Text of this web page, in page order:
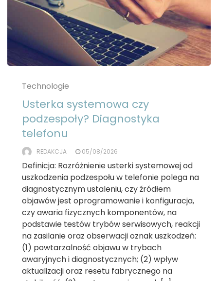
Technologie
Usterka systemowa czy
podzespoły? Diagnostyka
telefonu
REDAKCJA 05/08/2026
Definicja: Rozróżnienie usterki systemowej od
uszkodzenia podzespołu w telefonie polega na
diagnostycznym ustaleniu, czy źródłem
objawów jest oprogramowanie i konfiguracja,
czy awaria fizycznych komponentów, na
podstawie testów trybów serwisowych, reakcji
na zasilanie oraz obserwacji oznak uszkodzeń:
(1) powtarzalność objawu w trybach
awaryjnych i diagnostycznych; (2) wpływ
aktualizacji oraz resetu fabrycznego na